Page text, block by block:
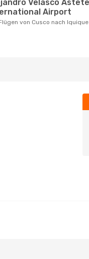
Airport
Flügen von Cusco nach Iquique